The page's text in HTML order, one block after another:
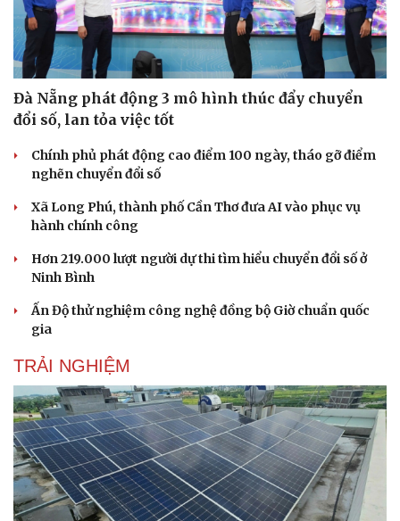
Cải chính
Đà Nẵng phát động 3 mô hình thúc đẩy chuyển
đổi số, lan tỏa việc tốt
Chính phủ phát động cao điểm 100 ngày, tháo gỡ điểm
nghẽn chuyển đổi số
Xã Long Phú, thành phố Cần Thơ đưa AI vào phục vụ
hành chính công
Hơn 219.000 lượt người dự thi tìm hiểu chuyển đổi số ở
Ninh Bình
Ấn Độ thử nghiệm công nghệ đồng bộ Giờ chuẩn quốc
gia
TRẢI NGHIỆM